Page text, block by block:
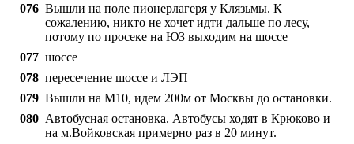
076 Вышли на поле пионерлагеря у Клязьмы. К
сожалению, никто не хочет идти дальше по лесу,
потому по просеке на ЮЗ выходим на шоссе
077 шоссе
078 пересечение шоссе и ЛЭП
079 Вышли на М10, идем 200м от Москвы до остановки.
080 Автобусная остановка. Автобусы ходят в Крюково и
на м.Войковская примерно раз в 20 минут.